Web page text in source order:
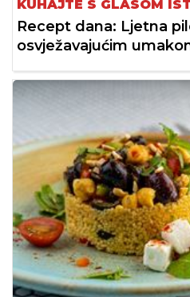
KUHAJTE S GLASOM
Recept dana: Ljetna
osvježavajućim